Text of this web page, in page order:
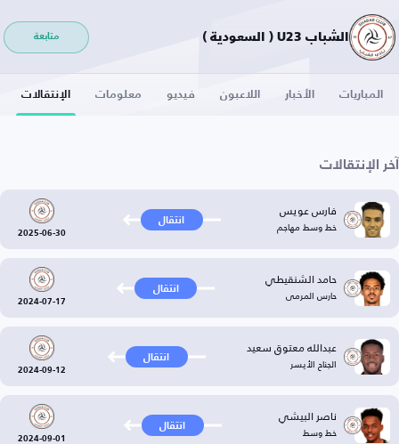
الشباب U23 ( السعودية ) متابعة
المباريات الأخبار اللاعبون فيديو معلومات الإنتقالات
آخر الإنتقالات
فارس عويس
خط وسط مهاجم انتقال
2025-06-30
حامد الشنقيطي
حارس المرمى انتقال
2024-07-17
عبدالله معتوق سعيد
الجناح الأيسر انتقال
2024-09-12
ناصر البيشي
خط وسط انتقال
2024-09-01